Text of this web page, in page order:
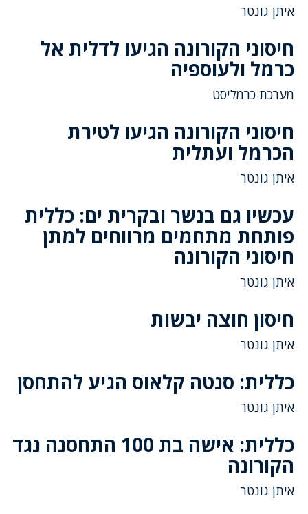
איתן גונטר
חיסוני הקורונה הגיעו לדלית אל
כרמל ולעוספיה
מערכת כרמליסט
חיסוני הקורונה הגיעו לטירת
הכרמל ועתלית
איתן גונטר
עכשיו גם בנשר ובקרית ים: כללית
פותחת מתחמים מרווחים למתן
חיסוני הקורונה
איתן גונטר
חיסון חוצה יבשות
איתן גונטר
כללית: סנטה קלאוס הגיע להתחסן
איתן גונטר
כללית: אישה בת 100 התחסנה נגד
הקורונה
איתן גונטר